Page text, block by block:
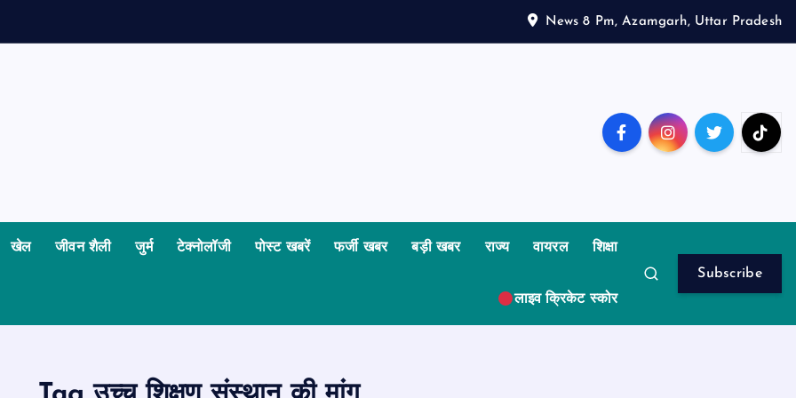
News 8 Pm, Azamgarh, Uttar Pradesh
खेल जीवन शैली जुर्म टेक्नोलॉजी पोस्ट खबरें फर्जी खबर बड़ी खबर राज्य वायरल शिक्षा
लाइव क्रिकेट स्कोर
Subscribe